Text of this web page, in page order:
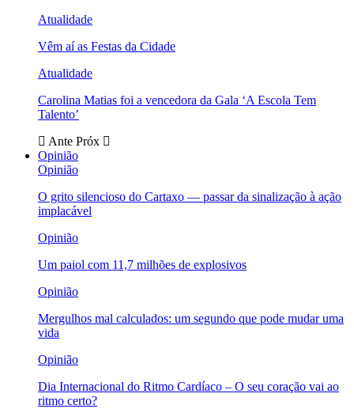
Atualidade
Vêm aí as Festas da Cidade
Atualidade
Carolina Matias foi a vencedora da Gala ‘A Escola Tem
Talento’
Ante Próx
Opinião
Opinião
O grito silencioso do Cartaxo — passar da sinalização à ação
implacável
Opinião
Um paiol com 11,7 milhões de explosivos
Opinião
Mergulhos mal calculados: um segundo que pode mudar uma
vida
Opinião
Dia Internacional do Ritmo Cardíaco – O seu coração vai ao
ritmo certo?